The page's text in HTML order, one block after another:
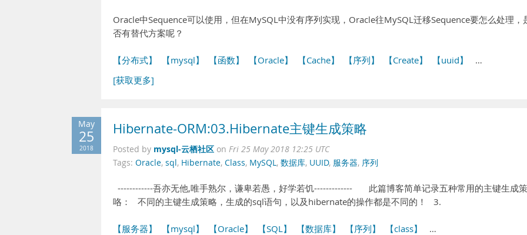
Oracle中Sequence可以使用，但在MySQL中没有序列实现，Oracle往MySQL迁移Sequence要怎么处理，
否有替代方案呢？
【分布式】 【mysql】 【函数】 【Oracle】 【Cache】 【序列】 【Create】 【uuid】
…
[获取更多]
May
25
2018
Hibernate-ORM:03.Hibernate主键生成策略
Posted by mysql-云栖社区 on Fri 25 May 2018 12:25 UTC
Tags: Oracle, sql, Hibernate, Class, MySQL, 数据库, UUID, 服务器, 序列
------------吾亦无他,唯手熟尔，谦卑若愚，好学若饥------------- 此篇博客简单记录五种常用的主键生成策
咯： 不同的主键生成策略，生成的sql语句，以及hibernate的操作都是不同的！ 3.
【服务器】 【mysql】 【Oracle】 【SQL】 【数据库】 【序列】 【class】
…